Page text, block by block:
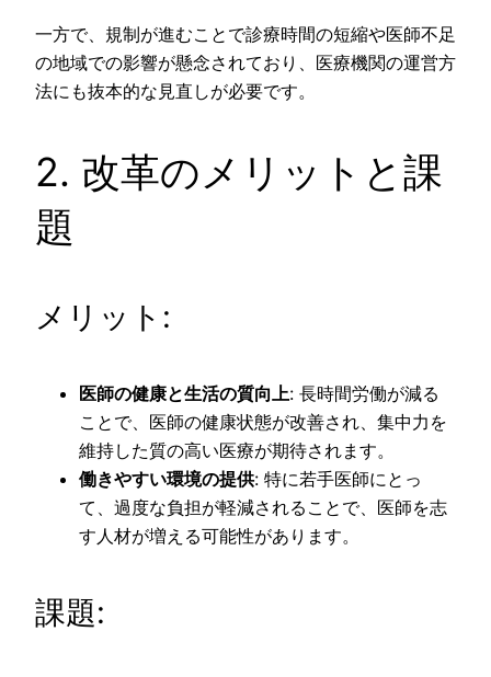
一方で、規制が進むことで診療時間の短縮や医師不足
の地域での影響が懸念されており、医療機関の運営方
法にも抜本的な見直しが必要です。
2. 改革のメリットと課
題
メリット:
医師の健康と生活の質向上: 長時間労働が減る
ことで、医師の健康状態が改善され、集中力を
維持した質の高い医療が期待されます。
働きやすい環境の提供: 特に若手医師にとっ
て、過度な負担が軽減されることで、医師を志
す人材が増える可能性があります。
課題: